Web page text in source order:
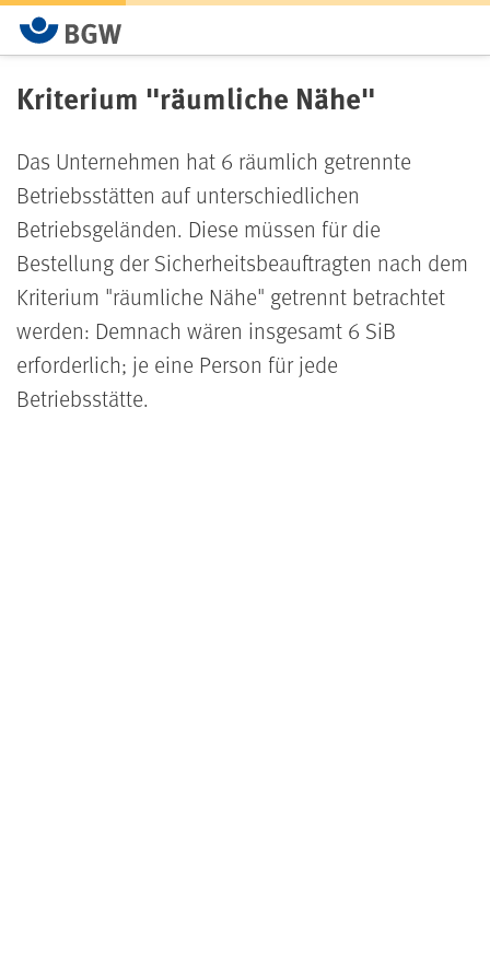
Kriterium "räumliche Nähe"
Das Unternehmen hat 6 räumlich getrennte
Betriebsstätten auf unterschiedlichen
Betriebsgeländen. Diese müssen für die
Bestellung der Sicherheitsbeauftragten nach dem
Kriterium "räumliche Nähe" getrennt betrachtet
werden: Demnach wären insgesamt 6 SiB
erforderlich; je eine Person für jede
Betriebsstätte.